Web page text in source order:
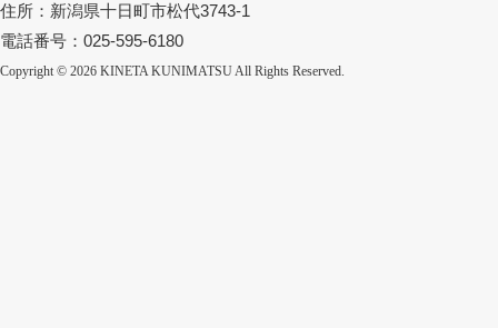
住所：新潟県十日町市松代3743-1
電話番号：025-595-6180
Copyright © 2026 KINETA KUNIMATSU All Rights Reserved.